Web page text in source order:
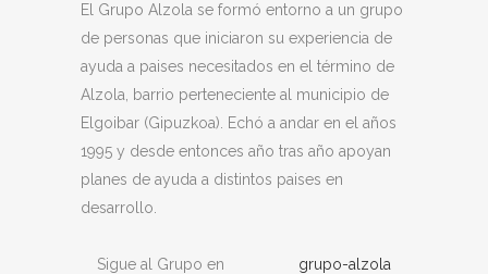
El Grupo Alzola se formó entorno a un grupo
de personas que iniciaron su experiencia de
ayuda a paises necesitados en el término de
Alzola, barrio perteneciente al municipio de
Elgoibar (Gipuzkoa). Echó a andar en el años
1995 y desde entonces año tras año apoyan
planes de ayuda a distintos paises en
desarrollo.
Sigue al Grupo en grupo-alzola